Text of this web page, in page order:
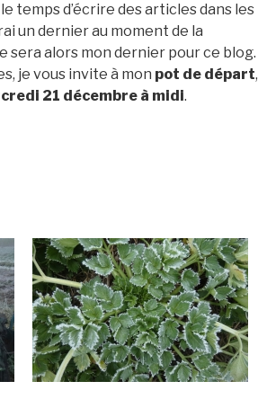
temps d’écrire des articles dans les
un dernier au moment de la
sera alors mon dernier pour ce blog.
je vous invite à mon pot de départ,
21 décembre à midi.